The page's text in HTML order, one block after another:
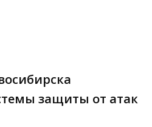
защиты от атак